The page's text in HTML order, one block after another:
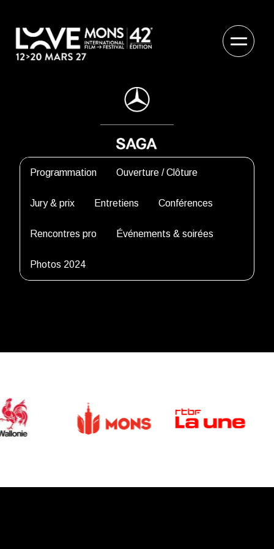
Programmation Ouverture / Clôture
Jury & prix Entretiens Conférences
Rencontres pro Événements & soirées
Photos 2024